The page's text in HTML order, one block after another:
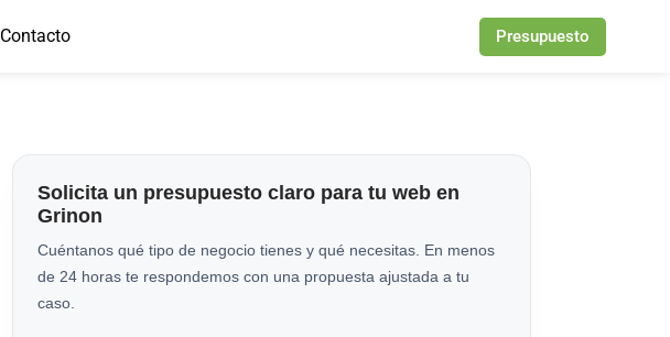
Contacto Presupuesto
Solicita un presupuesto claro para tu web en
Grinon
Cuéntanos qué tipo de negocio tienes y qué necesitas. En menos
de 24 horas te respondemos con una propuesta ajustada a tu
caso.